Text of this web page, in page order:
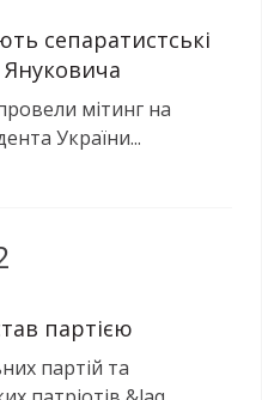
сепаратистські
Януковича
мітинг на
України...
партією
партій та